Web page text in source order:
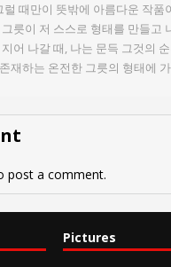
럴 때만이 뜻밖에 아름다운 작
릇이 저 스스로 형태를 만들고
어 나갈 때, 나는 문득 그것의
재하는 온전한 그릇의 형태에
post a comment.
Pictures